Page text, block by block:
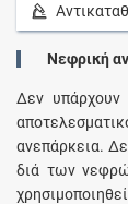
Νεφρική
Δεν υπάρχουν
ανεπάρκεια.
διά των